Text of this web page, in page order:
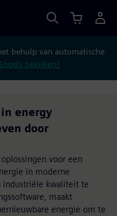
behulp van automatische
bekijken?
energy
door
voor een
in moderne
industriële kwaliteit te
maakt
energie om te